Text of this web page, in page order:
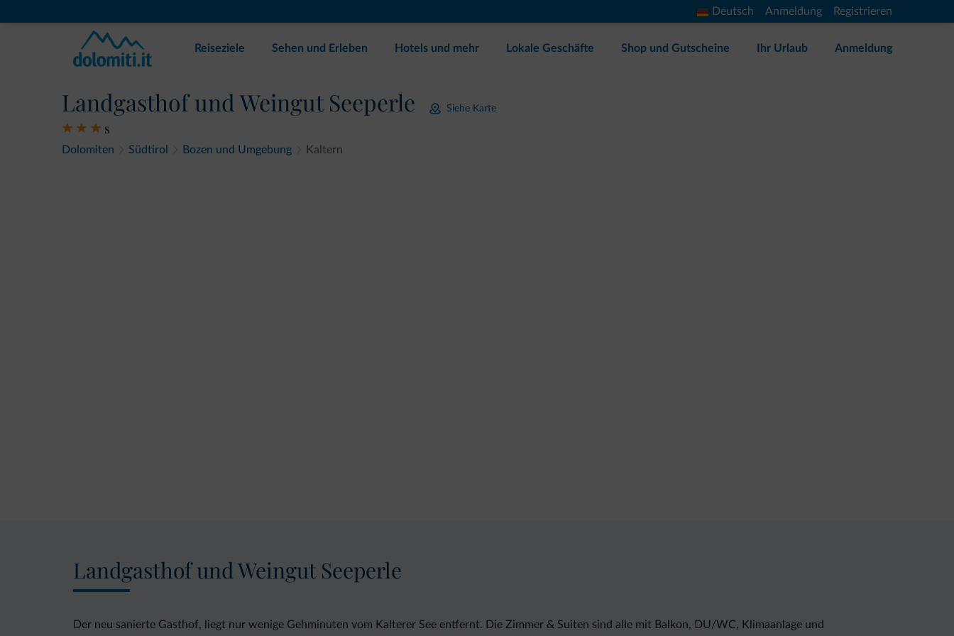
Deutsch Anmeldung Registrieren
Reiseziele Sehen und Erleben Hotels und mehr Lokale Geschäfte Shop und Gutscheine Ihr Urlaub Anmeldung
Landgasthof und Weingut Seeperle Siehe Karte
s
Dolomiten Südtirol Bozen und Umgebung Kaltern
Landgasthof und Weingut Seeperle
Der neu sanierte Gasthof, liegt nur wenige Gehminuten vom Kalterer See entfernt. Die Zimmer & Suiten sind alle mit Balkon, DU/WC, Klimaanlage und